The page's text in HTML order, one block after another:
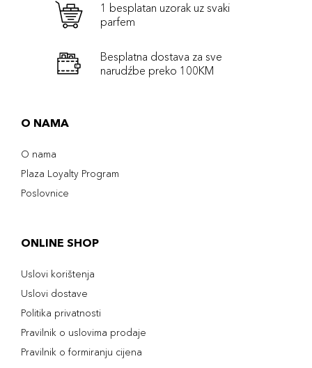
1 besplatan uzorak uz svaki
parfem
Besplatna dostava za sve
narudźbe preko 100KM
O NAMA
O nama
Plaza Loyalty Program
Poslovnice
ONLINE SHOP
Uslovi korištenja
Uslovi dostave
Politika privatnosti
Pravilnik o uslovima prodaje
Pravilnik o formiranju cijena